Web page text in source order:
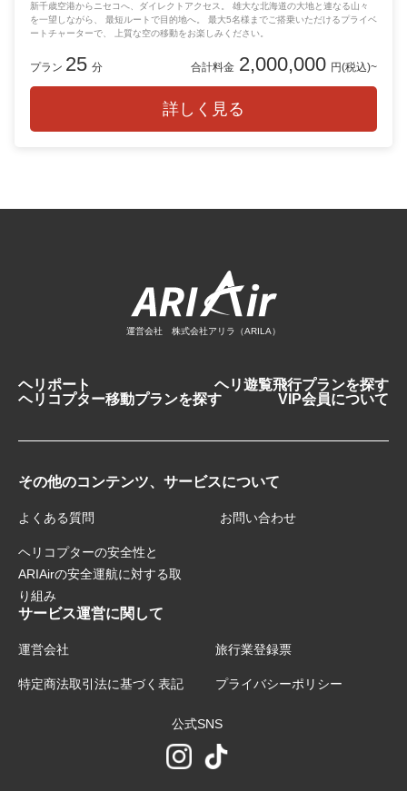
新千歳空港からニセコへ、ダイレクトアクセス。 雄大な北海道の大地と連なる山々
を一望しながら、 最短ルートで目的地へ。 最大5名様までご搭乗いただけるプライベ
ートチャーターで、 上質な空の移動をお楽しみください。
プラン 25 分 合計料金 2,000,000 円(税込)~
詳しく見る
運営会社 株式会社アリラ（ARILA）
ヘリポート
ヘリ遊覧飛行プランを探す
ヘリコプター移動プランを探す
VIP会員について
その他のコンテンツ、サービスについて
よくある質問 お問い合わせ
ヘリコプターの安全性と
ARIAirの安全運航に対する取
り組み
サービス運営に関して
運営会社 旅行業登録票
特定商法取引法に基づく表記 プライバシーポリシー
公式SNS